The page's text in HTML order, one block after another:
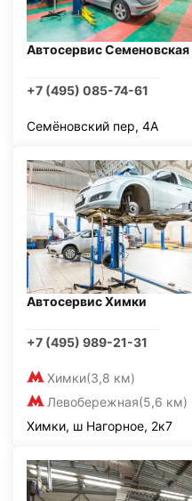
Автосервис Семеновская
+7 (495) 085-74-61
Семёновский пер, 4А
Автосервис Химки
+7 (495) 989-21-31
Химки(3,8 км)
Левобережная(5,6 км)
Химки, ш Нагорное, 2к7